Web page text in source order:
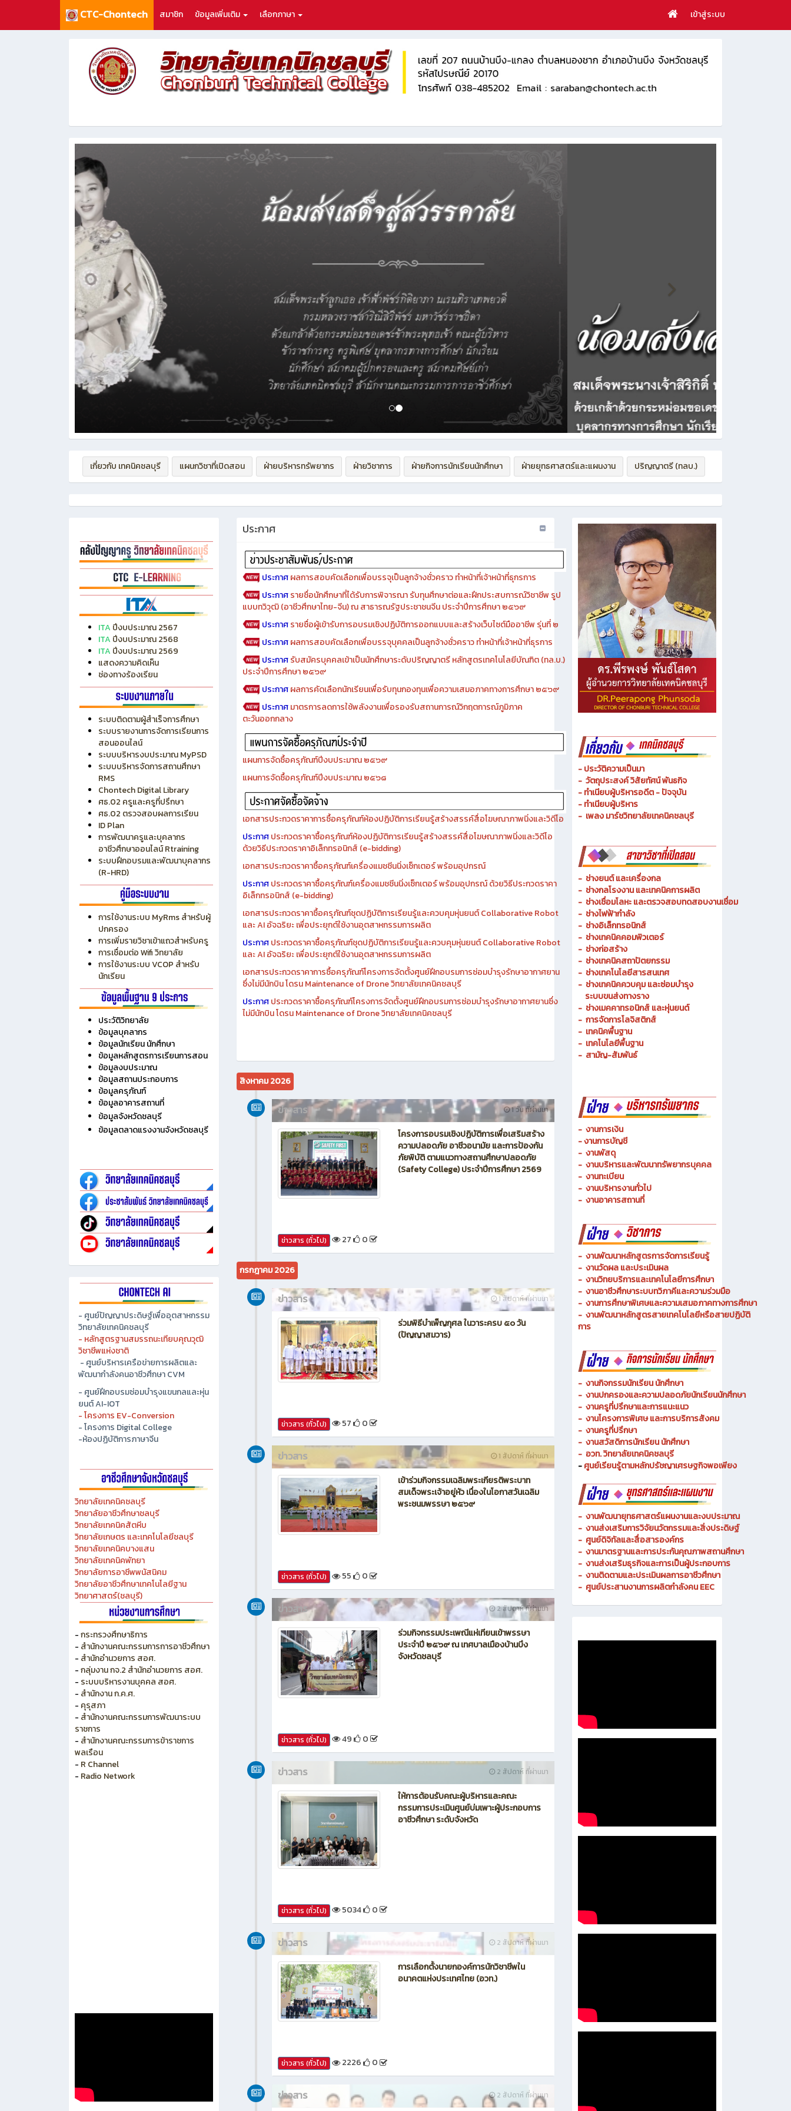
CTC-Chontech สมาชิก ข้อมูลเพิ่มเติม เลือกภาษา เข้าสู่ระบบ
ITAปีงบประมาณ 2567
ITAปีงบประมาณ 2568
ปีงบประมาณ 2569
แสดงความคิดเห็น
ช่องทางร้องเรียน
ระบบติดตามผู้สำเร็จการศึกษา
ระบบรายงานการจัดการเรียนการ
สอนออนไลน์
ระบบบริหารงบประมาณ MyPSD
ระบบบริหารจัดการสถานศึกษา
RMS
Chontech Digital Library
ศธ.02 ครูและครูที่ปรึกษา
ศธ.02 ตรวจสอบผลการเรียน
ID Plan
การพัฒนาครูและบุคลากร
อาชีวศึกษาออนไลน์ Rtraining
ระบบฝึกอบรมและพัฒนาบุคลากร
(R-HRD)
การใช้งานระบบ MyRms สำหรับผู้
ปกครอง
การเพิ่มรายวิชาเข้าแถวสำหรับครู
การเชื่อมต่อ Wifi วิทยาลัย
การใช้งานระบบ VCOP สำหรับ
นักเรียน
ประวัติวิทยาลัย
ข้อมูลบุคลากร
ข้อมูลนักเรียน นักศึกษา
ข้อมูลหลักสูตรการเรียนการสอน
ข้อมูลงบประมาณ
ข้อมูลสถานประกอบการ
ข้อมูลตลาดแรงงานจังหวัดชลบุรี
- ศูนย์ปัญญาประดิษฐ์เพื่ออุตสาหกรรม
วิทยาลัยเทคนิคชลบุรี
- หลักสูตรฐานสมรรถนะเทียบคุณวุฒิ
วิชาชีพแห่งชาติ
- ศูนย์บริหารเครือข่ายการผลิตและ
พัฒนากำลังคนอาชีวศึกษา CVM
- ศูนย์ฝึกอบรมซ่อมบำรุงแขนกลและหุ่น
- โครงการ Digital College
-ห้องปฏิบัติการภาษาจีน
วิทยาลัยเทคนิคชลบุรี
วิทยาลัยอาชีวศึกษาชลบุรี
วิทยาลัยเทคนิคสัตหีบ
วิทยาลัยเกษตร และเทคโนโลยีชลบุรี
วิทยาลัยเทคนิคบางแสน
วิทยาลัยเทคนิคพัทยา
วิทยาลัยการอาชีพพนัสนิคม
วิทยาลัยอาชีวศึกษาเทคโนโลยีฐาน
วิทยาศาสตร์(ชลบุรี)
- กระทรวงศึกษาธิการ
- สำนักงานคณะกรรมการการอาชีวศึกษา
- สำนักอำนวยการ สอศ.
- กลุ่มงาน กจ.2 สำนักอำนวยการ สอศ.
-ระบบบริหารงานบุคคล สอศ.
- สำนักงาน ก.ค.ศ.
-คุรุสภา
- สำนักงานคณะกรรมการพัฒนาระบบ
ราชการ
ประกาศ
ประกาศผลการสอบคัดเลือกเพื่อบรรจุเป็นลูกจ้างชั่วคราว ทำหน้าที่เจ้าหน้าที่ธุกรการ
ประกาศรายชื่อนักศึกษาที่ได้รับการพิจารณา รับทุนศึกษาต่อและฝึกประสบการณ์วิชาชีพ รูป
แบบทวิวุฒิ (อาชีวศึกษาไทย-จีน) ณ สาธารณรัฐประชาชนจีน ประจำปีการศึกษา ๒๕๖๙
ประกาศรายชื่อผู้เข้ารับการอบรมเชิงปฏิบัติการออกแบบและสร้างเว็บไซต์มืออาชีพ รุ่นที่ ๒
ประกาศผลการสอบคัดเลือกเพื่อบรรจุบุคคลเป็นลูกจ้างชั่วคราว ทำหน้าที่เจ้าหน้าที่ธุรการ
ประกาศรับสมัครบุคคลเข้าเป็นนักศึกษาระดับปริญญาตรี หลักสูตรเทคโนโลยีบัณฑิต (ทล.บ.)
ประจำปีการศึกษา ๒๕๖๙
ประกาศผลการคัดเลือกนักเรียนเพื่อรับทุนกองทุนเพื่อความเสมอภาคทางการศึกษา ๒๕๖๙
ประกาศมาตรการลดการใช้พลังงานเพื่อรองรับสถานการณ์วิกฤตการณ์ภูมิภาค
ตะวันออกกลาง
แผนการจัดซื้อครุภัณฑ์ปีงบประมาณ ๒๕๖๙
แผนการจัดซื้อครุภัณฑ์ปีงบประมาณ ๒๕๖๘
เอกสารประกวดราคาการซื้อครุภัณฑ์ห้องปฏิบัติการเรียนรู้สร้างสรรค์สื่อโฆษณาภาพนิ่งและวิดีโอ
ประกาศประกวดราคาซื้อครุภัณฑ์ห้องปฏิบัติการเรียนรู้สร้างสรรค์สื่อโฆษณาภาพนิ่งและวิดีโอ
ด้วยวิธีประกวดราคาอิเล็กทรอนิกส์ (e-bidding)
เอกสารประกวดราคาซื้อครุภัณฑ์เครื่องแมชชีนนิ่งเซ็กเตอร์ พร้อมอุปกรณ์
ประกาศประกวดราคาซื้อครุภัณฑ์เครื่องแมชชีนนิ่งเซ็กเตอร์ พร้อมอุปกรณ์ ด้วยวิธีประกวดราคา
อิเล็กทรอนิกส์ (e-bidding)
เอกสารประกวดราคาซื้อครุภัณฑ์ชุดปฏิบัติการเรียนรู้และควบคุมหุ่นยนต์ Collaborative Robot
และ AI อัจฉริยะ เพื่อประยุกต์ใช้งานอุตสาหกรรมการผลิต
ประกาศประกวดราคาซื้อครุภัณฑ์ชุดปฏิบัติการเรียนรู้และควบคุมหุ่นยนต์ Collaborative Robot
และ AI อัจฉริยะ เพื่อประยุกต์ใช้งานอุตสาหกรรมการผลิต
เอกสารประกวดราคาการซื้อครุภัณฑ์โครงการจัดตั้งศูนย์ฝึกอบรมการซ่อมบำรุงรักษาอากาศยาน
ไม่มีนักบิน โดรน Maintenance of Drone วิทยาลัยเทคนิคชลบุรี
สิงหาคม 2026
1 วัน ที่ผ่านมา
ข่าวสาร
ข่าวสาร (ทั่วไป) 27 0
กรกฎาคม 2026
ข่าวสาร
ข่าวสาร (ทั่วไป) 57 0
ข่าวสาร
ข่าวสาร (ทั่วไป) 55 0
ข่าวสาร
ข่าวสาร (ทั่วไป) 49 0
5034 0
ข่าวสาร
- ประวัติความเป็นมา
- ทำเนียบผู้บริหาร
- เพลง มาร์ชวิทยาลัยเทคนิคชลบุรี
- ช่างยนต์ และเครื่องกล
- ช่างกลโรงงาน และเทคนิคการผลิต
- ช่างเชื่อมโลหะ และตรวจสอบทดสอบงานเชื่อม
- ช่างไฟฟ้ากำลัง
- ช่างอิเล็กทรอนิกส์
- ช่างเทคนิคคอมพิวเตอร์
ช่างก่อสร้าง
- ช่างเทคนิคสถาปัตยกรรม
- ช่างเทคโนโลยีสารสนเทศ
- ช่างเทคนิคควบคุม และซ่อมบำรุง
ระบบขนส่งทางราง
- ช่างเมคคาทรอนิกส์ และหุ่นยนต์
-สามัญ-สัมพันธ์
- งานการเงิน
- งานการบัญชี
- งานพัสดุ
- งานทะเบียน
-งานบริหารงานทั่วไป
-งานอาคารสถานที่
- งานพัฒนาหลักสูตรการจัดการเรียนรู้
- งานวัดผล และประเมินผล
- งานวิทยบริการและเทคโนโลยีการศึกษา
- งานการศึกษาพิเศษและความเสมอภาคทางการศึกษา
- งานพัฒนาหลักสูตรสายเทคโนโลยีหรือสายปฏิบัติ
การ
- งานกิจกรรมนักเรียน นักศึกษา
- งานปกครองและความปลอดภัยนักเรียนนักศึกษา
- งานครูที่ปรึกษาและการแนะแนว
-งานโครงการพิเศษ และการบริการสังคม
-งานสวัสดิการนักเรียน นักศึกษา
-อวท. วิทยาลัยเทคนิคชลบุรี
- ศูนย์เรียนรู้ตามหลักปรัชญาเศรษฐกิจพอเพียง
- งานพัฒนายุทธศาสตร์แผนงานและงบประมาณ
- งานส่งเสริมการวิจัยนวัตกรรมและสิ่งประดิษฐ์
- ศูนย์ดิจิทัลและสื่อสารองค์กร